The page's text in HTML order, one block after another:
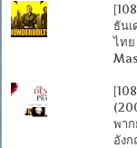
ธัน
ไท
พา
อัง